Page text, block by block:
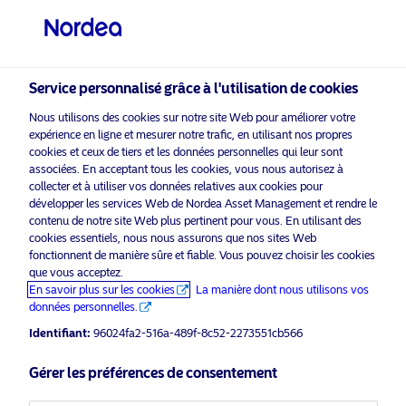
Veuillez sélectionner le type
d’investisseur auquel vous
appartenez
Pays
Belgique
Langue
Investisseur professionnel
NordeaAsset Management est l’un des plus grands
gestionnaires d’actifs dans les pays nordiques avec
une présence mondiale en Europe, en Amérique et en
Asie.
Information risques
À propos de Nordea Asset
Conditions générales
Service personnalisé grâce à l'utilisation de cookies
Nous utilisons des cookies sur notre site Web pour améliorer votre
expérience en ligne et mesurer notre trafic, en utilisant nos propres
cookies et ceux de tiers et les données personnelles qui leur sont
associées. En acceptant tous les cookies, vous nous autorisez à
collecter et à utiliser vos données relatives aux cookies pour
développer les services Web de Nordea Asset Management et rendre le
contenu de notre site Web plus pertinent pour vous. En utilisant des
cookies essentiels, nous nous assurons que nos sites Web
fonctionnent de manière sûre et fiable. Vous pouvez choisir les cookies
que vous acceptez.
En savoir plus sur les cookies
La manière dont nous utilisons vos
données personnelles.
Identifiant: 96024fa2-516a-489f-8c52-2273551cb566
Gérer les préférences de consentement